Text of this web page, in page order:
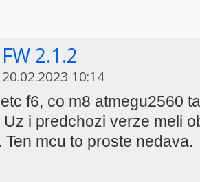
2.1.2
20.02.2023 10:14
f6, co m8 atmegu2560
i predchozi verze meli
Ten mcu to proste nedava.